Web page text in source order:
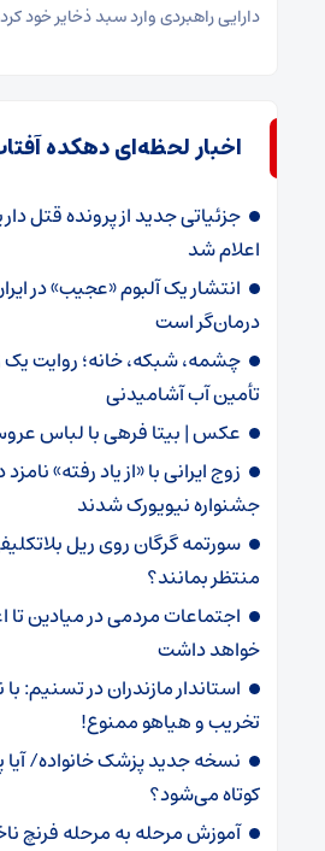
دارایی راهبردی وارد سبد ذخایر خود
اخبار لحظه‌ای دهکده
جزئیاتی جدید از پرونده قتل
اعلام شد
انتشار یک آلبوم «عجیب» در
درمان‌گر است
چشمه، شبکه، خانه؛ روایت یک
تأمین آب آشامیدنی
عکس | بیتا فرهی با لباس
زوج ایرانی با «از یاد رفته»
جشنواره نیویورک شدند
سورتمه گرگان روی ریل
منتظر بمانند؟
اجتماعات مردمی در میادین تا
خواهد داشت
استاندار مازندران در تسنیم:
تخریب و هیاهو ممنوع!
نسخه جدید پزشک خانواده/
کوتاه می‌شود؟
آموزش مرحله به مرحله فرنچ